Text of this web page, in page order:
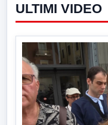
ULTIMI VIDEO